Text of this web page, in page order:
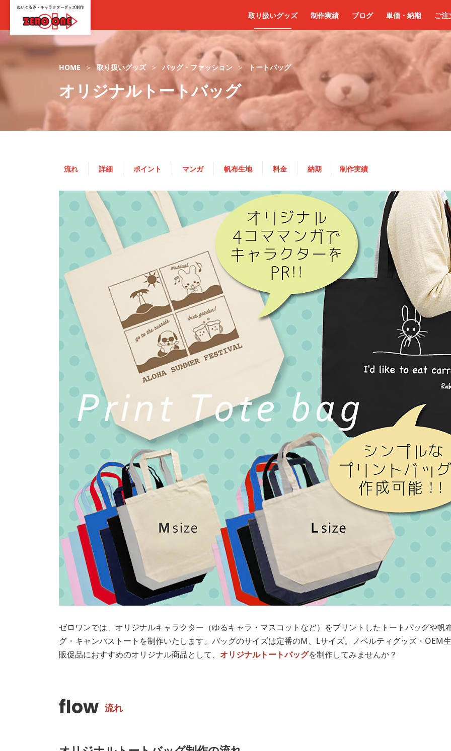
取り扱いグッズ 制作実績 ブログ 単価・納期 ご注
HOME 取り扱いグッズ バッグ・ファッション トートバッグ
オリジナルトートバッグ
流れ 詳細 ポイント マンガ 帆布生地 料金 納期 制作実績
ゼロワンでは、オリジナルキャラクター（ゆるキャラ・マスコットなど）をプリントしたトートバッグや帆
グ・キャンパストートを制作いたします。バッグのサイズは定番のM、Lサイズ。ノベルティグッズ・OEM
販促品におすすめのオリジナル商品として、 オリジナルトートバッグを制作してみませんか？
flow 流れ